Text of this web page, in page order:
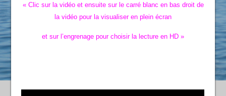
« Clic sur la vidéo et ensuite sur le carré blanc en bas droit de
la vidéo pour la visualiser en plein écran
et sur l’engrenage pour choisir la lecture en HD »